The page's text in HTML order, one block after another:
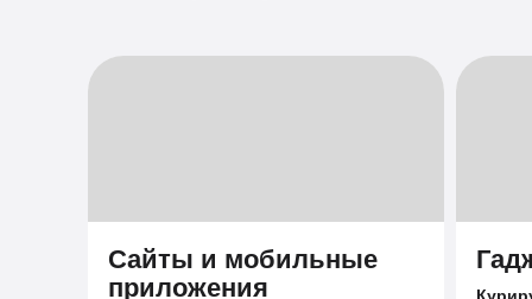
Сайты и мобильные
приложения